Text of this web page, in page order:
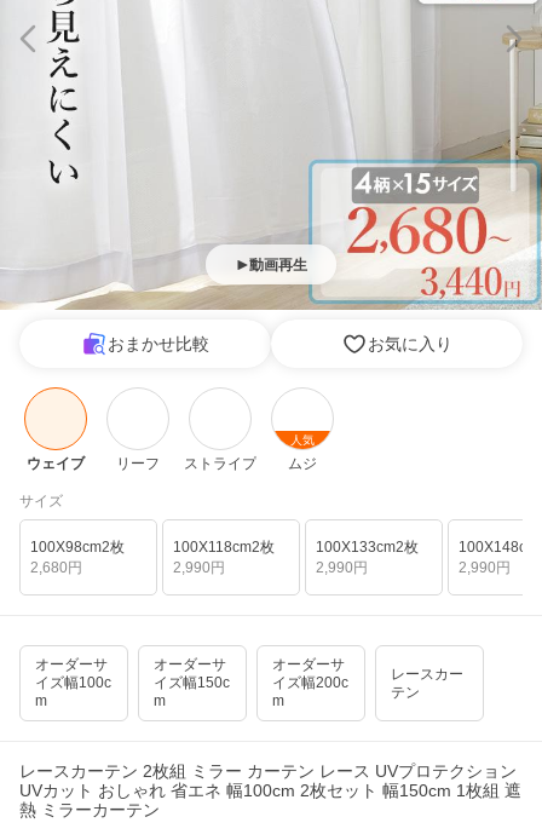
動画再生
おまかせ比較 お気に入り
ウェイブ リーフ ストライプ
人気
ムジ
サイズ
100X98cm2枚
2,680円
100X118cm2枚
2,990円
100X133cm2枚
2,990円
2,990円
オーダーサ
イズ幅100c
m
オーダーサ
イズ幅150c
m
オーダーサ
イズ幅200c
m
レースカー
テン
レースカーテン 2枚組 ミラー カーテン レース UVプロテクション
UVカット おしゃれ 省エネ 幅100cm 2枚セット 幅150cm 1枚組 遮
熱 ミラーカーテン